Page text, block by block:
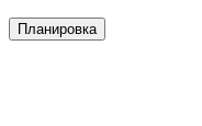
Планировка